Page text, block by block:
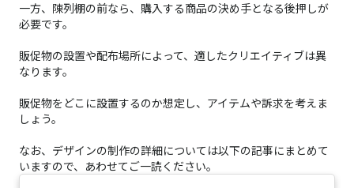
一方、陳列棚の前なら、購入する商品の決め手となる後押しが
必要です。
販促物の設置や配布場所によって、適したクリエイティブは異
なります。
販促物をどこに設置するのか想定し、アイテムや訴求を考えま
しょう。
なお、デザインの制作の詳細については以下の記事にまとめて
いますので、あわせてご一読ください。